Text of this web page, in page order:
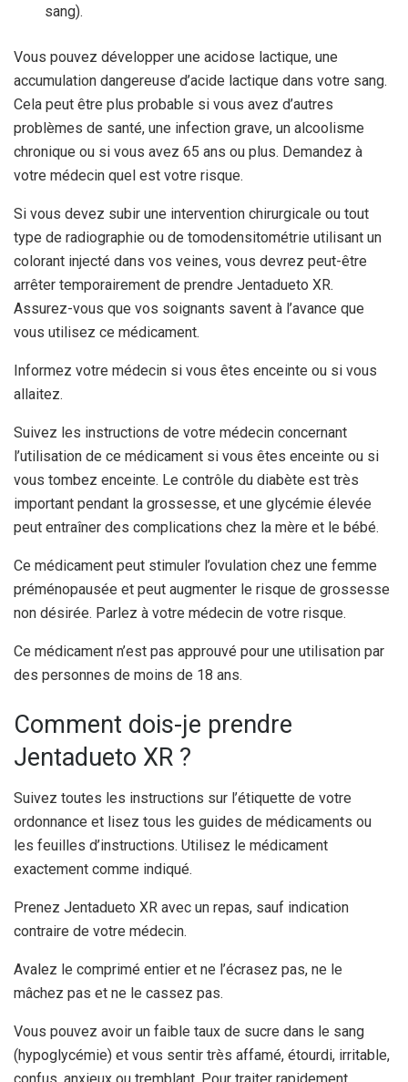
sang).
Vous pouvez développer une acidose lactique, une
accumulation dangereuse d’acide lactique dans votre sang.
Cela peut être plus probable si vous avez d’autres
problèmes de santé, une infection grave, un alcoolisme
chronique ou si vous avez 65 ans ou plus. Demandez à
votre médecin quel est votre risque.
Si vous devez subir une intervention chirurgicale ou tout
type de radiographie ou de tomodensitométrie utilisant un
colorant injecté dans vos veines, vous devrez peut-être
arrêter temporairement de prendre Jentadueto XR.
Assurez-vous que vos soignants savent à l’avance que
vous utilisez ce médicament.
Informez votre médecin si vous êtes enceinte ou si vous
allaitez.
Suivez les instructions de votre médecin concernant
l’utilisation de ce médicament si vous êtes enceinte ou si
vous tombez enceinte. Le contrôle du diabète est très
important pendant la grossesse, et une glycémie élevée
peut entraîner des complications chez la mère et le bébé.
Ce médicament peut stimuler l’ovulation chez une femme
préménopausée et peut augmenter le risque de grossesse
non désirée. Parlez à votre médecin de votre risque.
Ce médicament n’est pas approuvé pour une utilisation par
des personnes de moins de 18 ans.
Comment dois-je prendre
Jentadueto XR ?
Suivez toutes les instructions sur l’étiquette de votre
ordonnance et lisez tous les guides de médicaments ou
les feuilles d’instructions. Utilisez le médicament
exactement comme indiqué.
Prenez Jentadueto XR avec un repas, sauf indication
contraire de votre médecin.
Avalez le comprimé entier et ne l’écrasez pas, ne le
mâchez pas et ne le cassez pas.
Vous pouvez avoir un faible taux de sucre dans le sang
(hypoglycémie) et vous sentir très affamé, étourdi, irritable,
confus, anxieux ou tremblant. Pour traiter rapidement